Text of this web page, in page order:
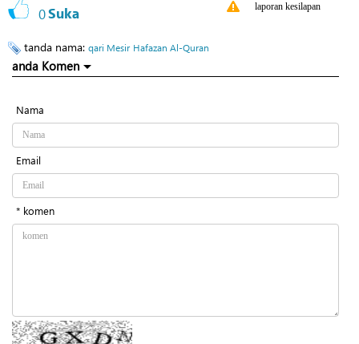
0Suka laporan kesilapan
tanda nama: qari Mesir Hafazan Al-Quran
anda Komen
Nama
Email
* komen